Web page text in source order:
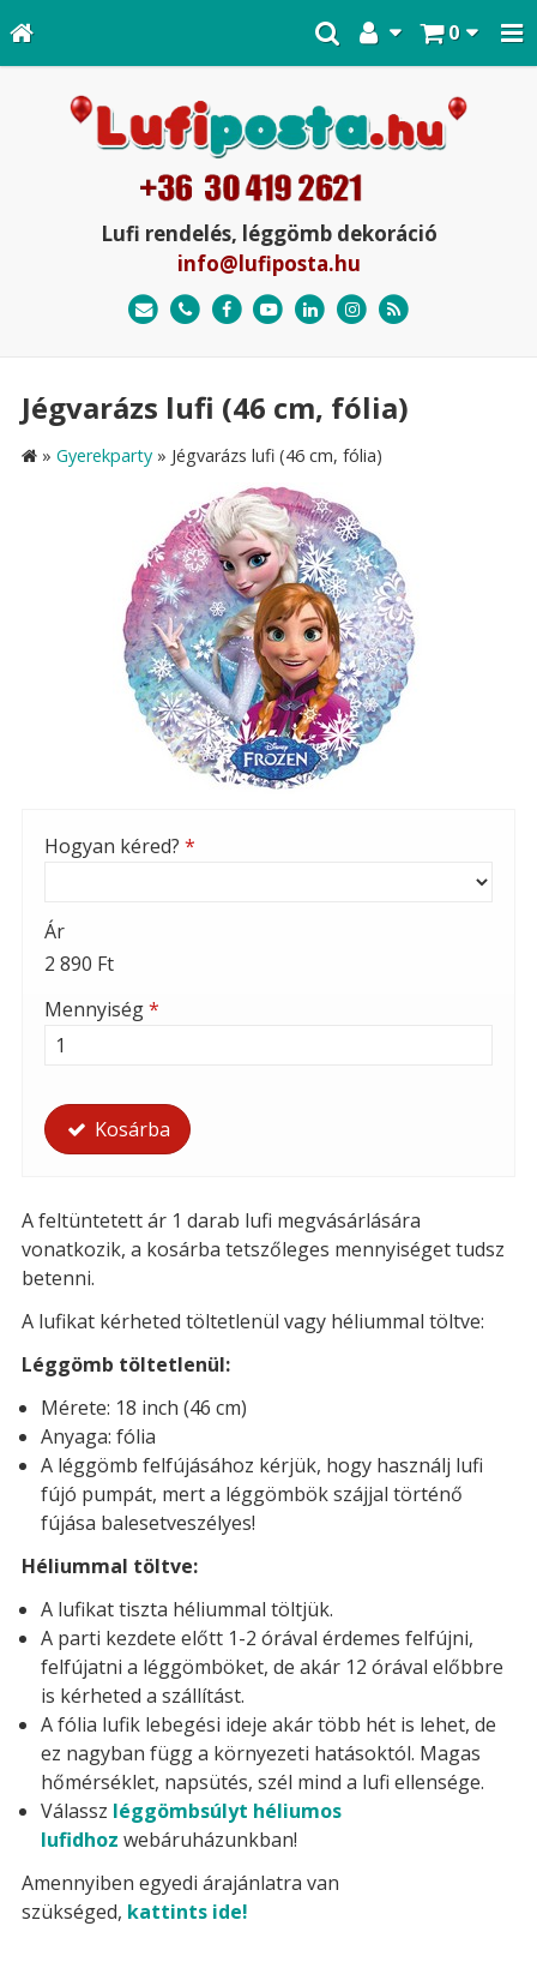
0
Lufi rendelés, léggömb dekoráció
info@lufiposta.hu
Jégvarázs lufi (46 cm, fólia)
» Gyerekparty » Jégvarázs lufi (46 cm, fólia)
Hogyan kéred? *
Ár
2 890 Ft
Mennyiség*
Kosárba
A feltüntetett ár 1 darab lufi megvásárlására
vonatkozik, a kosárba tetszőleges mennyiséget tudsz
betenni.
A lufikat kérheted töltetlenül vagy héliummal töltve:
Léggömb töltetlenül:
Mérete: 18 inch (46 cm)
Anyaga: fólia
A léggömb felfújásához kérjük, hogy használj lufi
fújó pumpát, mert a léggömbök szájjal történő
fújása balesetveszélyes!
Héliummal töltve:
A lufikat tiszta héliummal töltjük.
A parti kezdete előtt 1-2 órával érdemes felfújni,
felfújatni a léggömböket, de akár 12 órával előbbre
is kérheted a szállítást.
A fólia lufik lebegési ideje akár több hét is lehet, de
ez nagyban függ a környezeti hatásoktól. Magas
hőmérséklet, napsütés, szél mind a lufi ellensége.
Válassz léggömbsúlyt héliumos
lufidhoz webáruházunkban!
Amennyiben egyedi árajánlatra van
szükséged, kattints ide!